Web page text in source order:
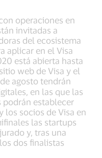
operaciones en
invitadas a
del ecosistema
aplicar en el Visa
está abierta hasta
web de Visa y el
de agosto tendrán
en las que las
podrán establecer
socios de Visa en
las startups
y, tras una
dos finalistas